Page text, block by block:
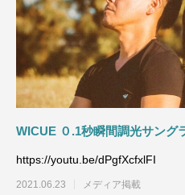
WICUE ０.1秒瞬間調光サング
https://youtu.be/dPgfXcfxlFI
2021.06.23 メディア掲載